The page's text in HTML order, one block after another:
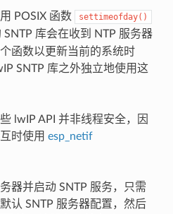
POSIX 函数 settimeofday()
SNTP 库会在收到 NTP 服务器
函数以更新当前的系统时
SNTP 库之外独立地使用这
lwIP API 并非线程安全，因
时使用 esp_netif
器并启动 SNTP 服务，只需
认 SNTP 服务器配置，然后